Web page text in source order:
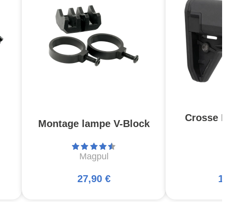
Montage lampe V-Block
Magpul
27,90 €
Crosse